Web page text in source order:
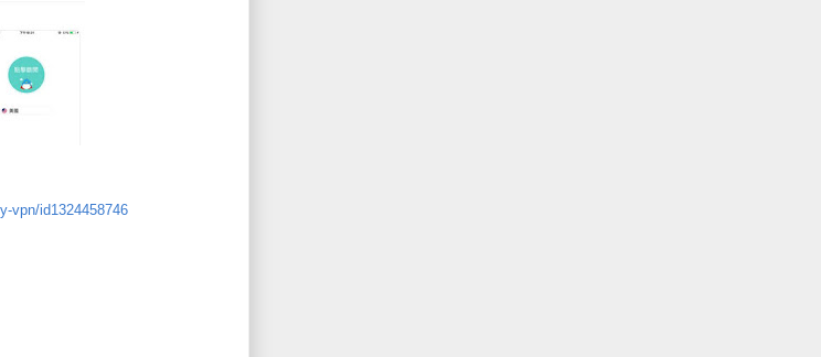
vpn/id1324458746